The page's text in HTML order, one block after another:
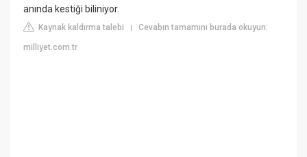
anında kestiği biliniyor.
Kaynak kaldırma talebi |Cevabın tamamını burada okuyun:
milliyet.com.tr